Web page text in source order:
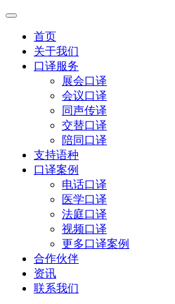
首页
关于我们
口译服务
展会口译
会议口译
同声传译
交替口译
陪同口译
支持语种
口译案例
电话口译
医学口译
法庭口译
视频口译
更多口译案例
合作伙伴
资讯
联系我们